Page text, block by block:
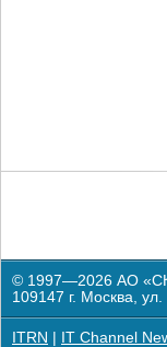
© 1997—2026 АО
109147 г. Москва,
ITRN IT Channel